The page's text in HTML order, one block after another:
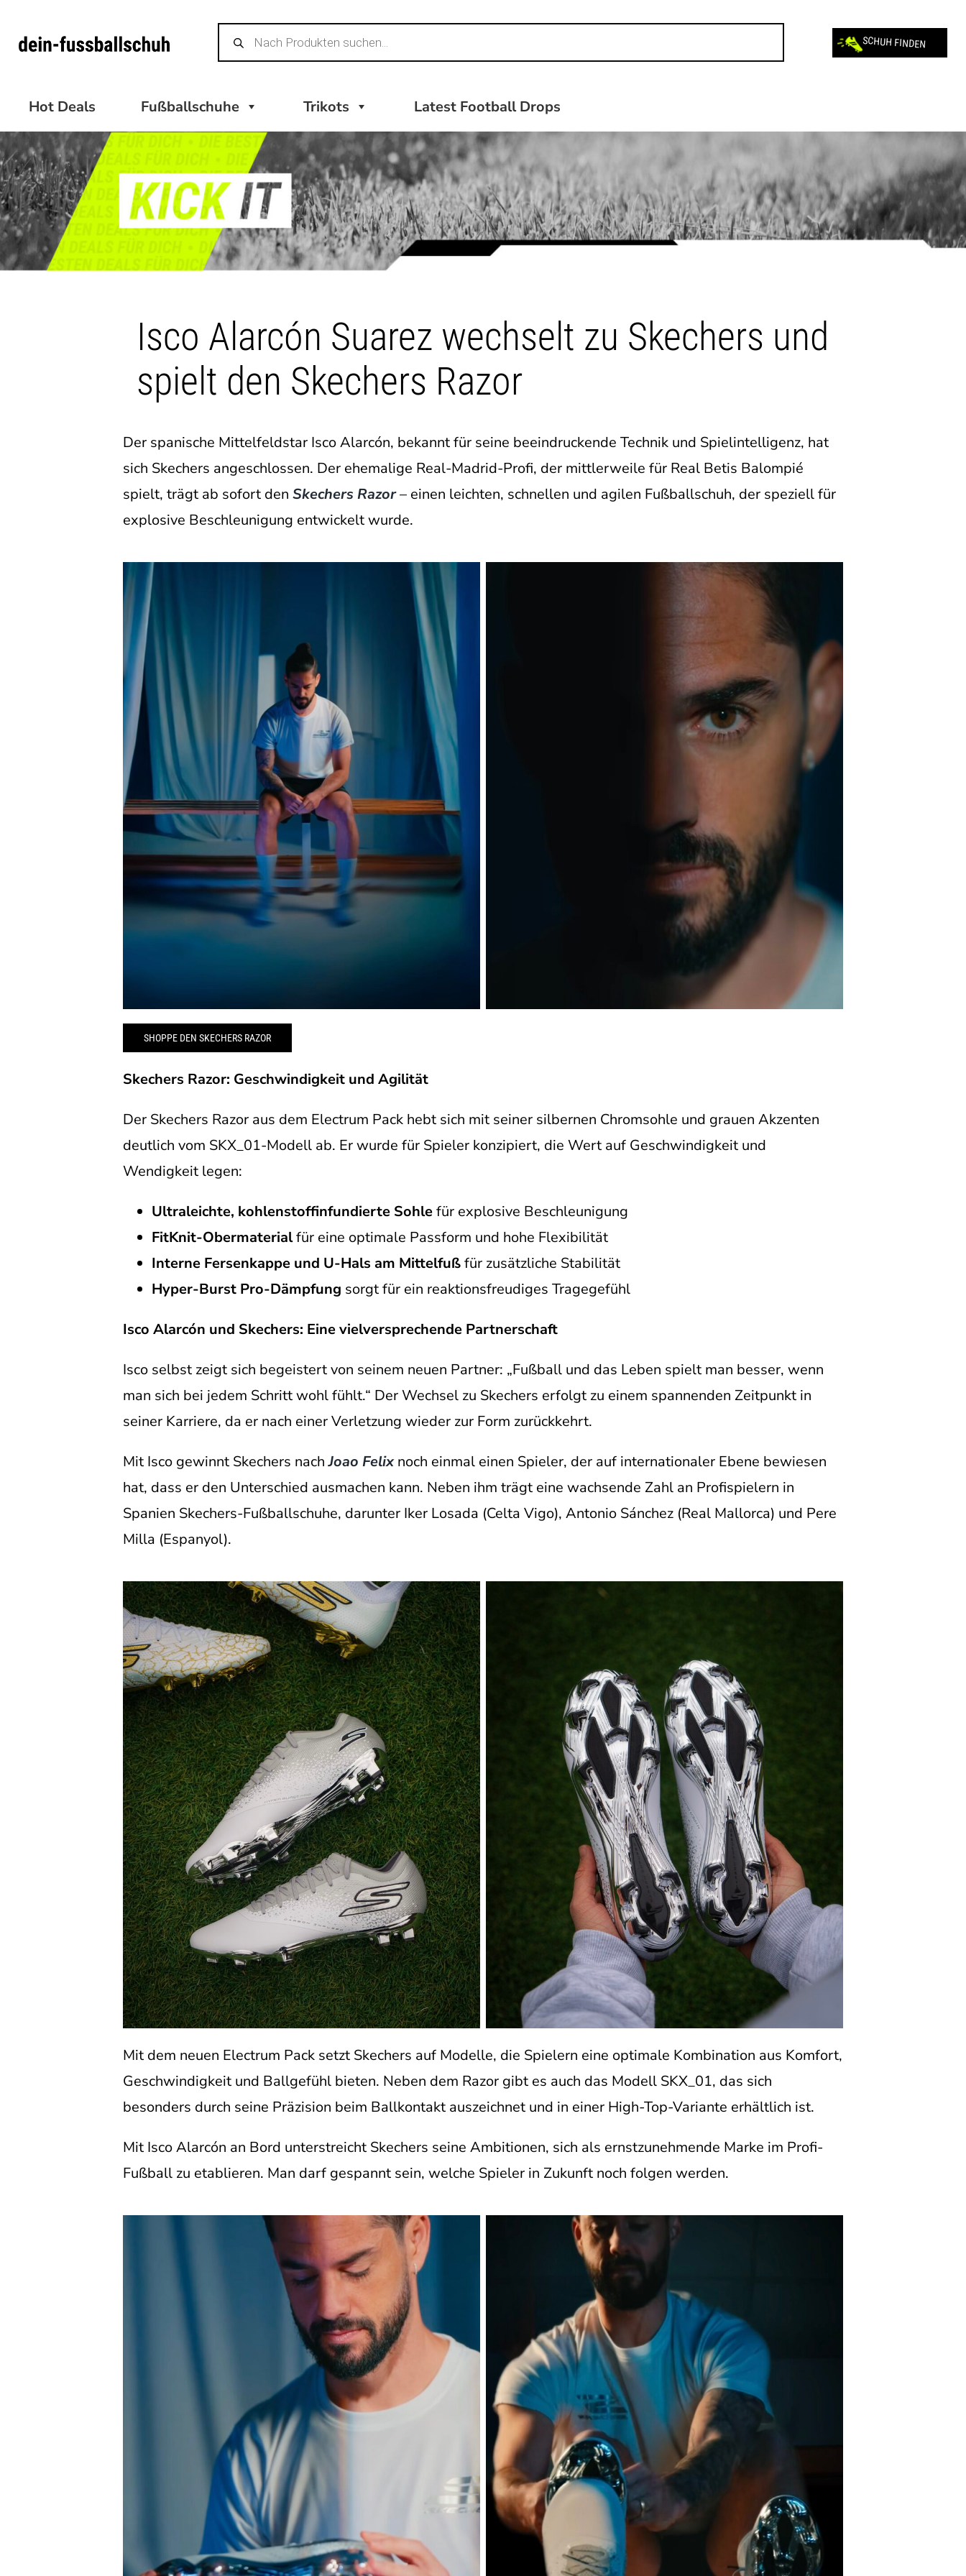
Inhalt
Products
search SCHUH FINDEN
Hot Deals Fußballschuhe Trikots Latest Football Drops
Isco Alarcón Suarez wechselt zu Skechers und
spielt den Skechers Razor
Der spanische Mittelfeldstar Isco Alarcón, bekannt für seine beeindruckende Technik und Spielintelligenz, hat
sich Skechers angeschlossen. Der ehemalige Real-Madrid-Profi, der mittlerweile für Real Betis Balompié
spielt, trägt ab sofort den Skechers Razor– einen leichten, schnellen und agilen Fußballschuh, der speziell für
explosive Beschleunigung entwickelt wurde.
SHOPPE DEN SKECHERS RAZOR
Skechers Razor: Geschwindigkeit und Agilität
Der Skechers Razor aus dem Electrum Pack hebt sich mit seiner silbernen Chromsohle und grauen Akzenten
deutlich vom SKX_01-Modell ab. Er wurde für Spieler konzipiert, die Wert auf Geschwindigkeit und
Wendigkeit legen:
Ultraleichte, kohlenstoffinfundierte Sohlefür explosive Beschleunigung
FitKnit-Obermaterialfür eine optimale Passform und hohe Flexibilität
Interne Fersenkappe und U-Hals am Mittelfußfür zusätzliche Stabilität
Hyper-Burst Pro-Dämpfung sorgt für ein reaktionsfreudiges Tragegefühl
Isco Alarcón und Skechers: Eine vielversprechende Partnerschaft
Isco selbst zeigt sich begeistert von seinem neuen Partner: „Fußball und das Leben spielt man besser, wenn
man sich bei jedem Schritt wohl fühlt.“ Der Wechsel zu Skechers erfolgt zu einem spannenden Zeitpunkt in
seiner Karriere, da er nach einer Verletzung wieder zur Form zurückkehrt.
Mit Isco gewinnt Skechers nachJoao Felixnoch einmal einen Spieler, der auf internationaler Ebene bewiesen
hat, dass er den Unterschied ausmachen kann. Neben ihm trägt eine wachsende Zahl an Profispielern in
Spanien Skechers-Fußballschuhe, darunter Iker Losada (Celta Vigo), Antonio Sánchez (Real Mallorca) und Pere
Milla (Espanyol).
Mit dem neuen Electrum Pack setzt Skechers auf Modelle, die Spielern eine optimale Kombination aus Komfort,
Geschwindigkeit und Ballgefühl bieten. Neben dem Razor gibt es auch das Modell SKX_01, das sich
besonders durch seine Präzision beim Ballkontakt auszeichnet und in einer High-Top-Variante erhältlich ist.
Mit Isco Alarcón an Bord unterstreicht Skechers seine Ambitionen, sich als ernstzunehmende Marke im Profi-
Fußball zu etablieren. Man darf gespannt sein, welche Spieler in Zukunft noch folgen werden.